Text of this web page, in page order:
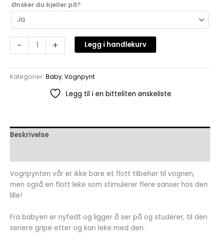
Ønsker du bjeller på?
- + Legg i handlekurv
Kategorier: Baby,Vognpynt
Legg til i en bitteliten ønskeliste
Beskrivelse
Vognpynten vår er ikke bare et flott tilbehør til vognen,
men også en flott leke som stimulerer flere sanser hos den
lille!
Fra babyen er nyfødt og ligger å ser på og studerer, til den
senere gripe etter og kan leke med den.